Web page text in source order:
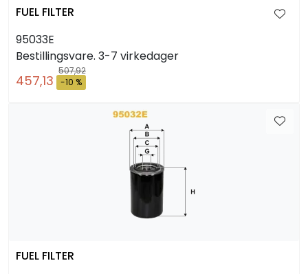
FUEL FILTER
95033E
Bestillingsvare. 3-7 virkedager
507,92
457,13 -10 %
FUEL FILTER